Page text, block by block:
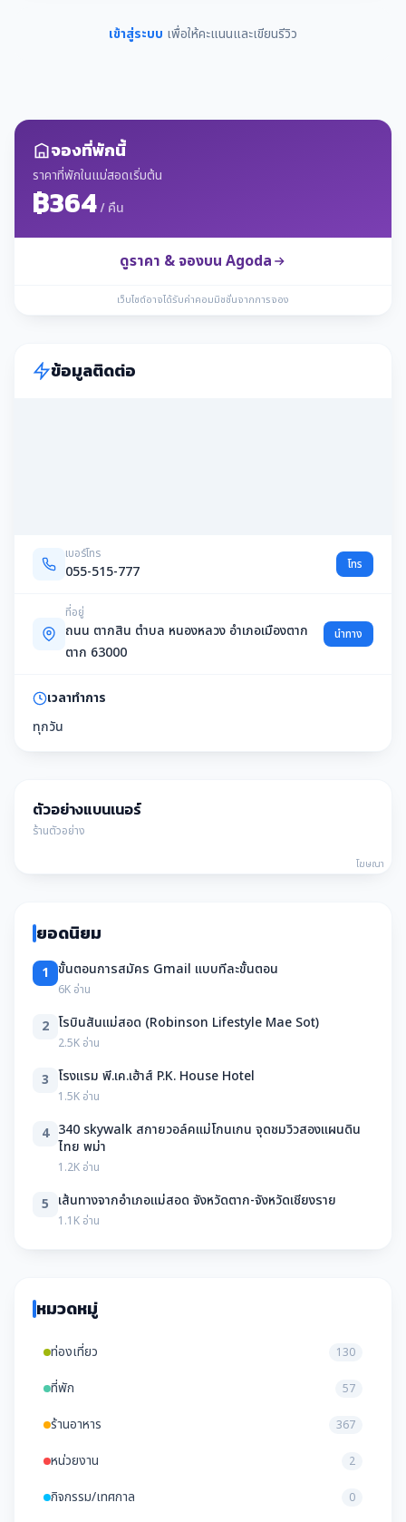
เข้าสู่ระบบ เพื่อให้คะแนนและเขียนรีวิว
จองที่พักนี้
ราคาที่พักในแม่สอดเริ่มต้น
฿364/ คืน
ดูราคา & จองบน Agoda
เว็บไซต์อาจได้รับค่าคอมมิชชั่นจากการจอง
ข้อมูลติดต่อ
เบอร์โทร
055-515-777 โทร
ที่อยู่
ถนน ตากสิน ตำบล หนองหลวง อำเภอเมืองตาก
ตาก 63000
นำทาง
เวลาทำการ
ทุกวัน
ตัวอย่างแบนเนอร์
ร้านตัวอย่าง
โฆษณา
ยอดนิยม
1 ขั้นตอนการสมัคร Gmail แบบทีละขั้นตอน
6K อ่าน
2 โรบินสันแม่สอด (Robinson Lifestyle Mae Sot)
2.5K อ่าน
3 โรงแรม พี.เค.เฮ้าส์ P.K. House Hotel
1.5K อ่าน
4 340 skywalk สกายวอล์คแม่โกนเกน จุดชมวิวสองแผนดิน
ไทย พม่า
1.2K อ่าน
5 เส้นทางจากอำเภอแม่สอด จังหวัดตาก-จังหวัดเชียงราย
1.1K อ่าน
หมวดหมู่
ท่องเที่ยว 130
ที่พัก 57
ร้านอาหาร 367
หน่วยงาน 2
กิจกรรม/เทศกาล 0